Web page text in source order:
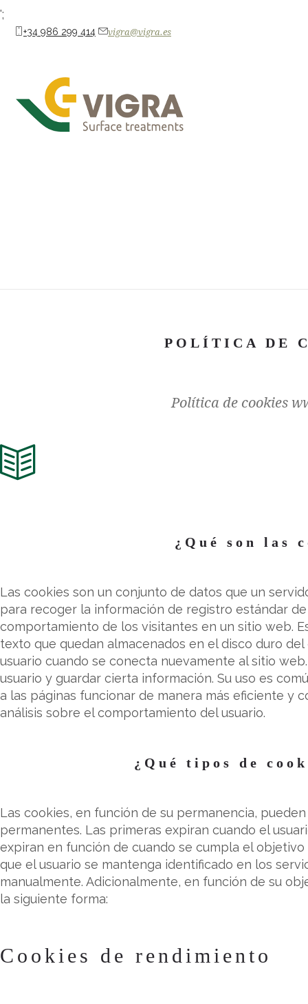
';
+34 986 299 414 vigra@vigra.es
POLÍTICA DE
Política de cookies
¿Qué son las
Las cookies son un conjunto de datos que un
para recoger la información de registro estándar
comportamiento de los visitantes en un sitio web.
texto que quedan almacenados en el disco duro
usuario cuando se conecta nuevamente al sitio
usuario y guardar cierta información. Su uso es
a las páginas funcionar de manera más eficiente y
análisis sobre el comportamiento del usuario.
¿Qué tipos de
Las cookies, en función de su permanencia,
permanentes. Las primeras expiran cuando el
expiran en función de cuando se cumpla el
que el usuario se mantenga identificado en los
manualmente. Adicionalmente, en función de su
la siguiente forma:
Cookies de rendimiento